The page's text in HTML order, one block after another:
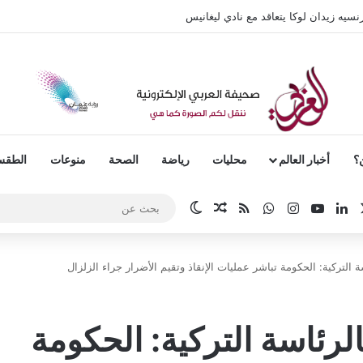
زيدان لوكا يتعاقد مع نادي ليغانيس
أخبار العالم محليات رياضة الصحة منوعات
لينكدإن‫YouTubeانستقرام
واتسابملخص الموقع RSS
مقال عشوائي
الوضع المظلم
التركية: الحكومة تباشر عمليات الإنقاذ وتقيم الأضرار جراء الزلزال
التركية: الحكومة